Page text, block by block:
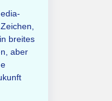
breites
aber